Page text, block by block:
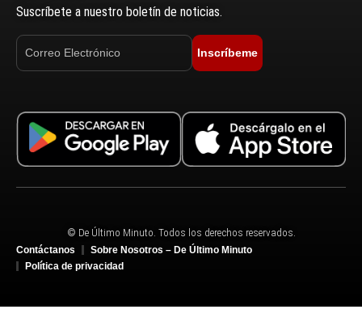
Suscríbete a nuestro boletín de noticias.
Inscríbeme
© De Último Minuto. Todos los derechos reservados.
Contáctanos
Sobre Nosotros – De Último Minuto
Política de privacidad